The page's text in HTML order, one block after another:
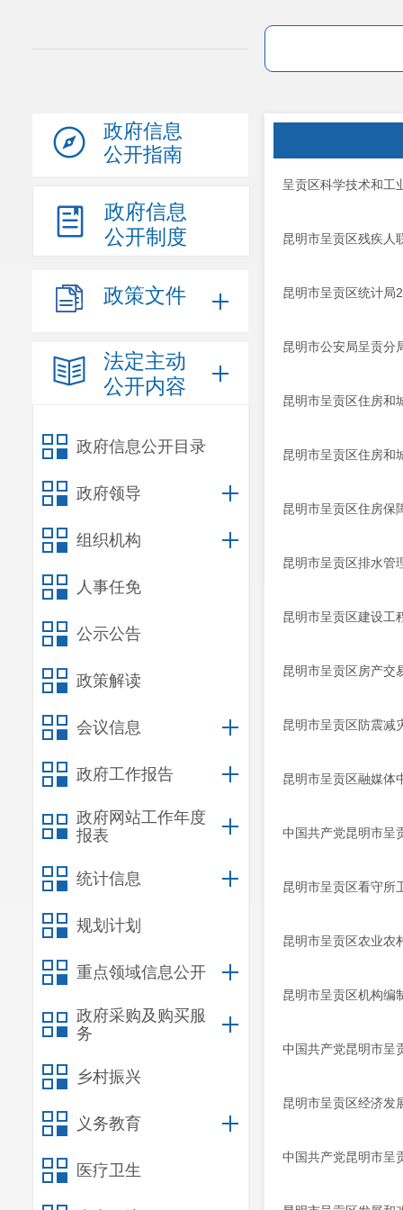
政府信息
公开指南
政府信息
公开制度
政策文件
法定主动
公开内容
政府信息公开目录
政府领导
组织机构
人事任免
公示公告
政策解读
会议信息
政府工作报告
政府网站工作年度
报表
统计信息
规划计划
重点领域信息公开
政府采购及购买服
务
乡村振兴
义务教育
医疗卫生
呈贡区科学技术和工
昆明市呈贡区残疾人
昆明市呈贡区统计局
昆明市公安局呈贡分
昆明市呈贡区住房和
昆明市呈贡区住房和
昆明市呈贡区住房保
昆明市呈贡区排水管
昆明市呈贡区建设工
昆明市呈贡区房产交
昆明市呈贡区防震减
昆明市呈贡区融媒体
中国共产党昆明市呈
昆明市呈贡区看守所
昆明市呈贡区农业农
昆明市呈贡区机构编
中国共产党昆明市呈
昆明市呈贡区经济发
中国共产党昆明市呈